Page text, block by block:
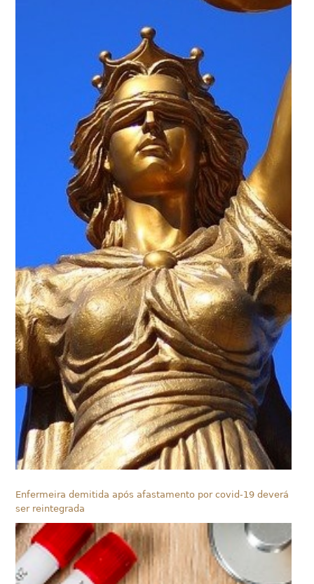
Enfermeira demitida após afastamento por covid-19 deverá
ser reintegrada